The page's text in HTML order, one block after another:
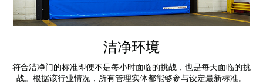
洁净环境
符合洁净门的标准即便不是每小时面临的挑战，也是每天面临的挑
战。根据该行业情况，所有管理实体都能够参与设定最新标准。